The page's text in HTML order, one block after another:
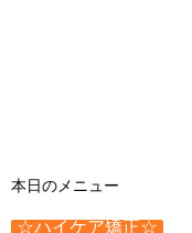
本日のメニュー
☆ハイケア矯正☆